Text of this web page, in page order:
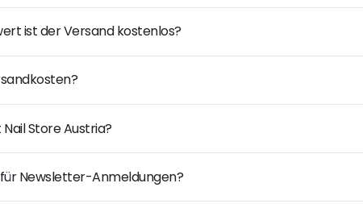
ist der Versand kostenlos?
Store Austria?
Newsletter-Anmeldungen?